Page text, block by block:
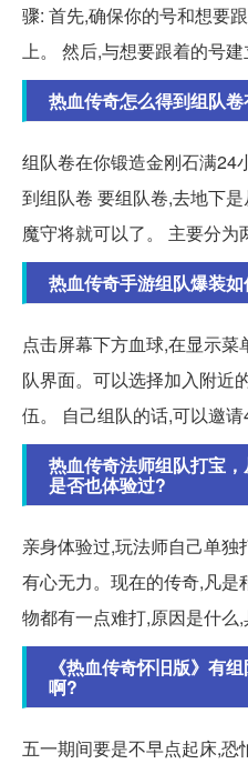
骤: 首先,确保你的号和想要
上。 然后,与想要跟着的号建
热血传奇怎么得到组队
组队卷在你锻造金刚石满24
到组队卷 要组队卷,去地下
魔守将就可以了。 主要分为
热血传奇手游组队爆装
点击屏幕下方血球,在显示
队界面。可以选择加入附近
伍。 自己组队的话,可以邀请
热血传奇法师组队打宝
是否也体验过?
亲身体验过,玩法师自己单
有心无力。现在的传奇,凡
物都有一点难打,原因是什么,
《热血传奇怀旧版》有
啊?
五一期间要是不早点起床,